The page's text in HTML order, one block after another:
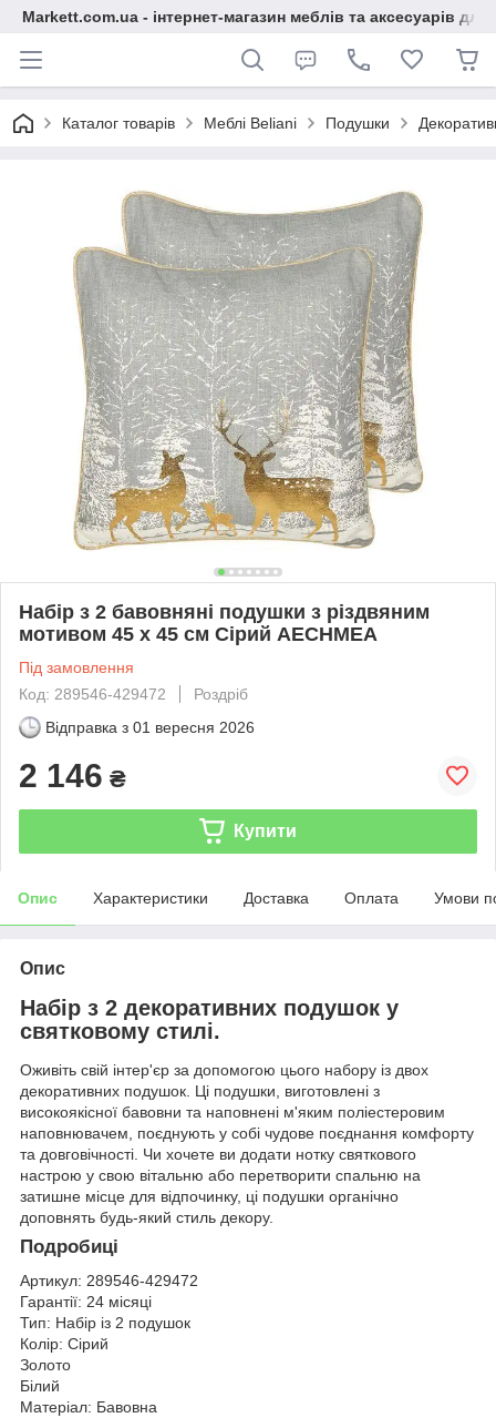
Markett.com.ua - інтернет-магазин меблів та аксесуарів для
Каталог товарів Меблі Beliani Подушки
Набір з 2 бавовняні подушки з різдвяним
мотивом 45 x 45 см Сірий AECHMEA
Під замовлення
Код: 289546-429472
Роздріб
Відправка з 01 вересня 2026
2 146 ₴
Купити
Опис Характеристики Доставка Оплата Умови
Опис
Набір з 2 декоративних подушок у
святковому стилі.
Оживіть свій інтер'єр за допомогою цього набору із двох
декоративних подушок. Ці подушки, виготовлені з
високоякісної бавовни та наповнені м'яким поліестеровим
наповнювачем, поєднують у собі чудове поєднання комфорту
та довговічності. Чи хочете ви додати нотку святкового
настрою у свою вітальню або перетворити спальню на
затишне місце для відпочинку, ці подушки органічно
доповнять будь-який стиль декору.
Подробиці
Артикул: 289546-429472
Гарантії: 24 місяці
Тип: Набір із 2 подушок
Колір: Сірий
Золото
Білий
Матеріал: Бавовна